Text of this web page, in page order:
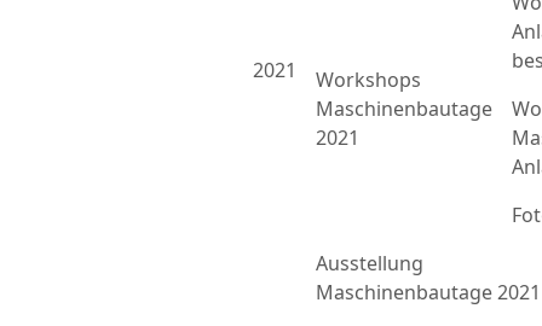
2021
Workshops
Maschinenbautage
2021
Ausstellung
Maschinenbautage 2021